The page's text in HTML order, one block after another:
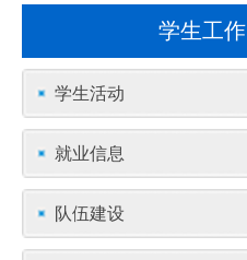
学生工作
学生活动
就业信息
队伍建设